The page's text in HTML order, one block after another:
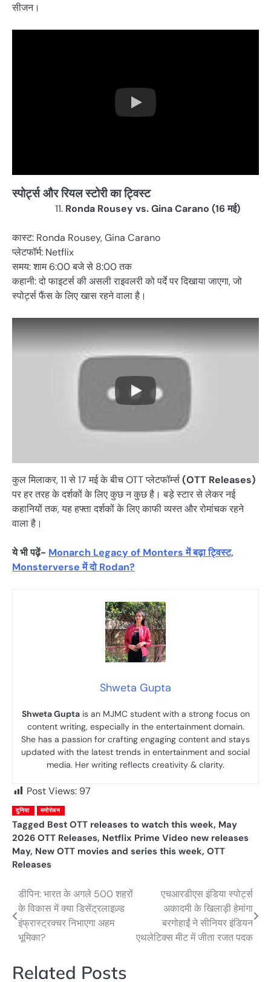
सीजन।
स्पोर्ट्स और रियल स्टोरी का ट्विस्ट
Ronda Rousey vs. Gina Carano (16 मई)
कास्ट: Ronda Rousey, Gina Carano
प्लेटफॉर्म: Netflix
समय: शाम 6:00 बजे से 8:00 तक
कहानी: दो फाइटर्स की असली राइवलरी को पर्दे पर दिखाया जाएगा, जो
स्पोर्ट्स फैंस के लिए खास रहने वाला है।
कुल मिलाकर, 11 से 17 मई के बीच OTT प्लेटफॉर्म्स(OTT Releases)
पर हर तरह के दर्शकों के लिए कुछ न कुछ है। बड़े स्टार से लेकर नई
कहानियों तक, यह हफ्ता दर्शकों के लिए काफी व्यस्त और रोमांचक रहने
वाला है।
ये भी पढ़ें- Monarch Legacy of Monters में बढ़ा ट्विस्ट,
Monsterverse में दो Rodan?
Shweta Gupta
Shweta Guptais an MJMC student with a strong focus on
content writing, especially in the entertainment domain.
She has a passion for crafting engaging content and stays
updated with the latest trends in entertainment and social
media. Her writing reflects creativity & clarity.
Post Views: 97
दुनिया मनोरंजन
Tagged Best OTT releases to watch this week, May
2026 OTT Releases, Netflix Prime Video new releases
May, New OTT movies and series this week, OTT
Releases
Post
navigation
डीपिन: भारत के अगले 500 शहरों
के विकास में क्या डिसेंट्रलाइज़्ड
इंफ्रास्ट्रक्चर निभाएगा अहम
भूमिका?
एचआरडीएस इंडिया स्पोर्ट्स
अकादमी के खिलाड़ी हेमांगा
बरगोहाईं ने सीनियर इंडियन
एथलेटिक्स मीट में जीता रजत पदक
Related Posts